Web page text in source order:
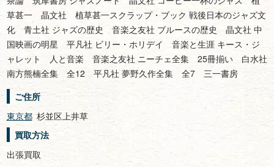
草甚一 晶文社 植草甚一スクラップ・ブック 戦後日本のジャズ文
化 青土社 ジャズの歴史 音楽之友社 ブルースの歴史 晶文社 中
国映画の明星 平凡社 ビリー・ホリデイ 音楽と生涯 キース・ジ
ャレット 人と音楽 音楽之友社 ニーチェ全集 25冊揃い 白水社
南方熊楠全集 全12 平凡社 夢野久作全集 全7 三一書房
ご住所
東京都 杉並区上井草
買取方法
出張買取